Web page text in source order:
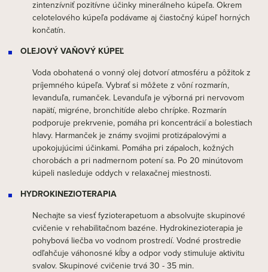
zintenzívniť pozitívne účinky minerálneho kúpeľa. Okrem
celotelového kúpeľa podávame aj čiastočný kúpeľ horných
končatín.
OLEJOVÝ VAŇOVÝ KÚPEĽ
Voda obohatená o vonný olej dotvorí atmosféru a pôžitok z
príjemného kúpeľa. Vybrať si môžete z vôní rozmarín,
levanduľa, rumanček. Levanduľa je výborná pri nervovom
napätí, migréne, bronchitíde alebo chrípke. Rozmarín
podporuje prekrvenie, pomáha pri koncentrácií a bolestiach
hlavy. Harmanček je známy svojimi protizápalovými a
upokojujúcimi účinkami. Pomáha pri zápaloch, kožných
chorobách a pri nadmernom potení sa. Po 20 minútovom
kúpeli nasleduje oddych v relaxačnej miestnosti.
HYDROKINEZIOTERAPIA
Nechajte sa viesť fyzioterapetuom a absolvujte skupinové
cvičenie v rehabilitačnom bazéne. Hydrokinezioterapia je
pohybová liečba vo vodnom prostredí. Vodné prostredie
odľahčuje váhonosné kĺby a odpor vody stimuluje aktivitu
svalov. Skupinové cvičenie trvá 30 - 35 min.